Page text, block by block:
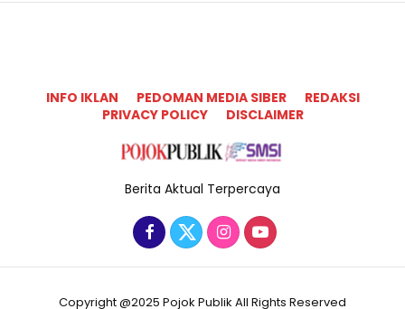
INFO IKLAN PEDOMAN MEDIA SIBER
REDAKSI
PRIVACY POLICY
DISCLAIMER
Berita Aktual Terpercaya
Copyright @2025 Pojok Publik All Rights Reserved